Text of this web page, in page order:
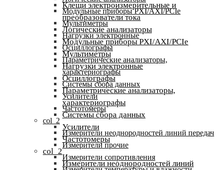
Модульные приборы PXI/AXI/PCIe
Мультиметры
Нагрузки электронные
Осциллографы
Параметрические анализаторы,
характериографы
Системы сбора данных
Усилители
Частотомеры
col_2
Измерители неоднородностей линий передач
Измерители прочие
Измерители сопротивления
Клещи электроизмерительные и
преобразователи тока
Логические анализаторы
Модульные приборы PXI/AXI/PCIe
Мультиметры
Нагрузки электронные
Осциллографы
Параметрические анализаторы,
характериографы
Системы сбора данных
Усилители
Частотомеры
col_2
Измерители неоднородностей линий